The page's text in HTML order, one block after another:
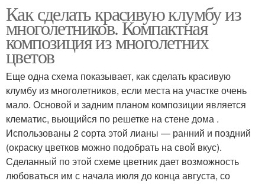
Как сделать красивую клумбу из
многолетников. Компактная
композиция из многолетних
цветов
Еще одна схема показывает, как сделать красивую
клумбу из многолетников, если места на участке очень
мало. Основой и задним планом композиции является
клематис, вьющийся по решетке на стене дома .
Использованы 2 сорта этой лианы — ранний и поздний
(окраску цветков можно подобрать на свой вкус).
Сделанный по этой схеме цветник дает возможность
любоваться им с начала июля до конца августа, со